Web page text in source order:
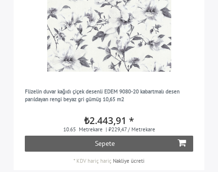
Flizelin duvar kağıdı çiçek desenli EDEM 9080-20 kabartmalı desen
parıldayan rengi beyaz gri gümüş 10,65 m2
₺2.443,91 *
10.65 Metrekare | ₺229,47 / Metrekare
Sepete
* KDV hariç hariç Nakliye ücreti